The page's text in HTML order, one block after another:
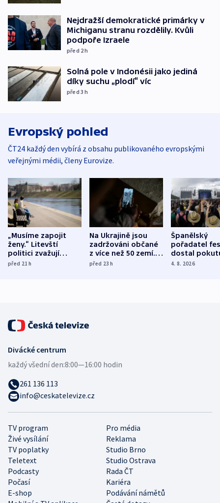
Nejdražší demokratické primárky v
Michiganu stranu rozdělily. Kvůli
podpoře Izraele
před 2h
Solná pole v Indonésii jako jediná
díky suchu „plodí“ víc
před 3h
Evropský pohled
ČT24 každý den vybírá z obsahu publikovaného evropskými
veřejnými médii, členy Eurovize.
„Musíme zapojit
ženy.“ Litevští
politici zvažují
dohodu o
před 21h
Na Ukrajině jsou
zadržováni občané
z více než 50 zemí.
Bojovali na straně
před 23h
Španělský
pořadatel
dostal
nekalé
4. 8. 2026
TV program
Pro média
Živé vysílání
Reklama
TV poplatky
Studio Brno
Teletext
Studio Ostrava
Podcasty
Rada ČT
Počasí
Kariéra
E-shop
Podávání námětů
Divácké centrum
každý všední den:8:00—16:00 hodin
261 136 113
info@ceskatelevize.cz